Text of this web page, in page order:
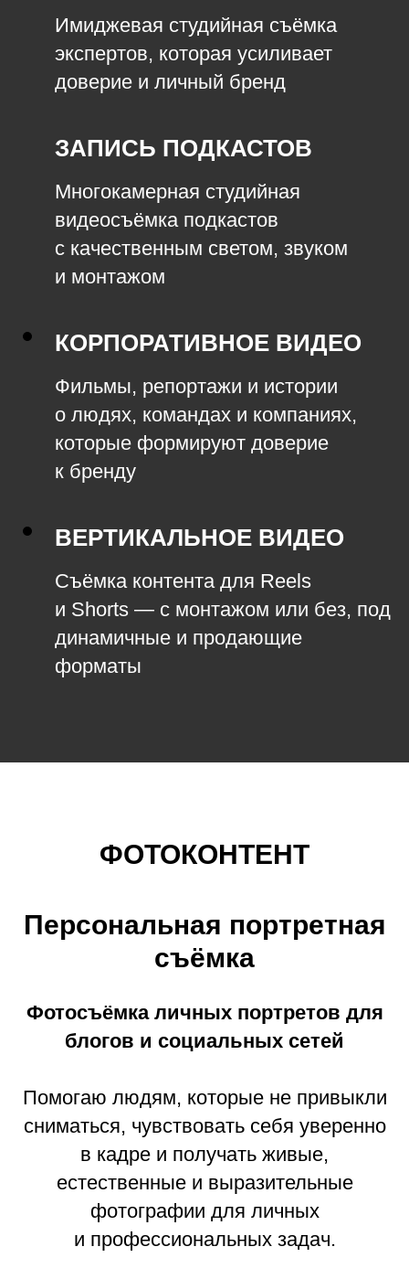
Имиджевая студийная съёмка
экспертов, которая усиливает
доверие и личный бренд
ЗАПИСЬ ПОДКАСТОВ
Многокамерная студийная
видеосъёмка подкастов
с качественным светом, звуком
и монтажом
КОРПОРАТИВНОЕ ВИДЕО
Фильмы, репортажи и истории
о людях, командах и компаниях,
которые формируют доверие
к бренду
ВЕРТИКАЛЬНОЕ ВИДЕО
Съёмка контента для Reels
и Shorts — с монтажом или без, под
динамичные и продающие
форматы
ФОТОКОНТЕНТ
Персональная портретная
съёмка
Фотосъёмка личных портретов для
блогов и социальных сетей
Помогаю людям, которые не привыкли
сниматься, чувствовать себя уверенно
в кадре и получать живые,
естественные и выразительные
фотографии для личных
и профессиональных задач.